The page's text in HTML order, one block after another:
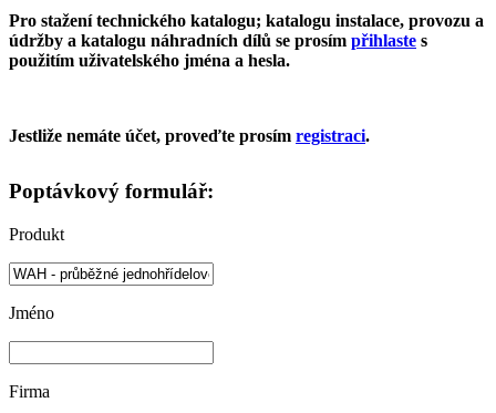
Pro stažení technického katalogu; katalogu instalace, provozu a
údržby a katalogu náhradních dílů se prosím přihlaste s
použitím uživatelského jména a hesla.
Jestliže nemáte účet, proveďte prosím registraci.
Poptávkový formulář:
Produkt
Jméno
Firma